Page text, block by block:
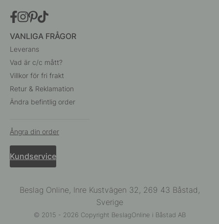
VANLIGA FRÅGOR
Leverans
Vad är c/c mått?
Villkor för fri frakt
Retur & Reklamation
Ändra befintlig order
Ångra din order
Kundservice
Beslag Online, Inre Kustvägen 32, 269 43 Båstad,
Sverige
© 2015 - 2026 Copyright BeslagOnline i Båstad AB